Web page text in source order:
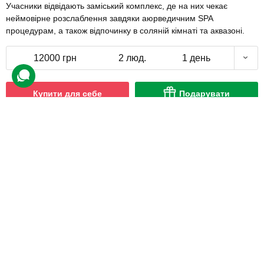
Учасники відвідають заміський комплекс, де на них чекає
неймовірне розслаблення завдяки аюрведичним SPA
процедурам, а також відпочинку в соляній кімнаті та аквазоні.
12000 грн 2 люд. 1 день
Купити для себе Подарувати